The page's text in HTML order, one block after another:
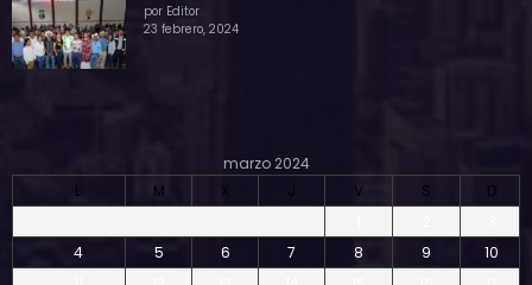
por Editor
23 febrero, 2024
marzo 2024
L
M X J V S
D
4
5 6 7 8 9
10